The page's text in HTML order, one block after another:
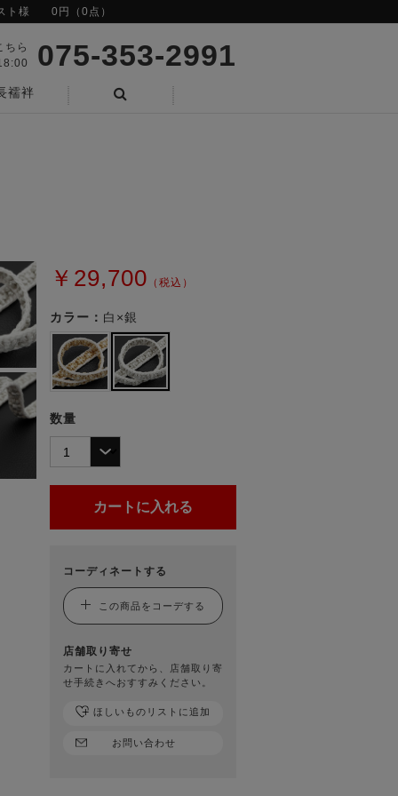
ト様 0円（0点）
ちら
075-353-2991
襦袢
￥29,700 （税込）
カラー： 白×銀
数量
コーディネートする
この商品をコーデする
店舗取り寄せ
カートに入れてから、店舗取り寄
せ手続きへおすすみください。
お問い合わせ
ほしいものリストに追加